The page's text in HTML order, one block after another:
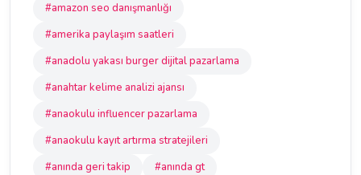
#amazon seo danışmanlığı
#amerika paylaşım saatleri
#anadolu yakası burger dijital pazarlama
#anahtar kelime analizi ajansı
#anaokulu influencer pazarlama
#anaokulu kayıt artırma stratejileri
#anında geri takip
#anında gt